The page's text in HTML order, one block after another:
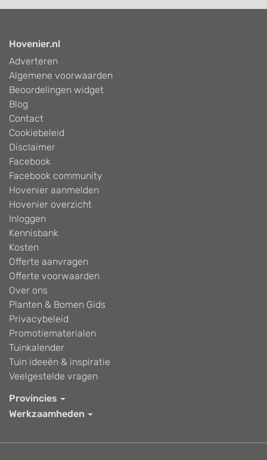
Hovenier.nl
Adverteren
Algemene voorwaarden
Beoordelingen widget
Blog
Contact
Cookiebeleid
Disclaimer
Facebook
Facebook community
Hovenier aanmelden
Hovenier overzicht
Inloggen
Kennisbank
Kosten
Offerte aanvragen
Offerte voorwaarden
Over ons
Planten & Bomen Gids
Privacybeleid
Promotiematerialen
Tuinkalender
Tuin ideeën & inspiratie
Veelgestelde vragen
Provincies
Werkzaamheden